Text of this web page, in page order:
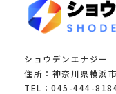
ショウデンエナジー
住所：神奈川県横浜
TEL：045-444-